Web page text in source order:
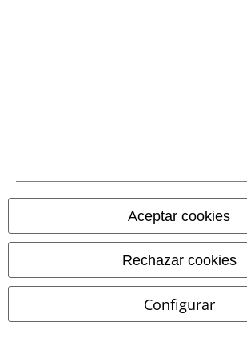
Aceptar cookies
Rechazar cookies
Configurar
Contrareembolso
Envío
EN OFICINA
A DOMICILIO